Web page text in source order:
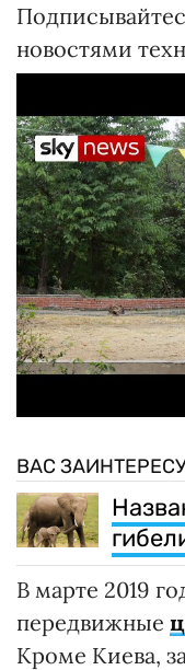
новостями
ВАС
В марте 2019
передвижные
Кроме Киева,